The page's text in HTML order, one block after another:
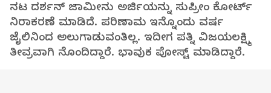
ನಟ ದರ್ಶನ್ ಜಾಮೀನು ಅರ್ಜಿಯನ್ನು ಸುಪ್ರೀಂ ಕೋರ್ಟ್
ನಿರಾಕರಣೆ ಮಾಡಿದೆ. ಪರಿಣಾಮ ಇನ್ನೊಂದು ವರ್ಷ
ಜೈಲಿನಿಂದ ಅಲುಗಾಡುವಂತಿಲ್ಲ. ಇದೀಗ ಪತ್ನಿ ವಿಜಯಲಕ್ಷ್ಮಿ
ತೀವ್ರವಾಗಿ ನೊಂದಿದ್ದಾರೆ. ಭಾವುಕ ಪೋಸ್ಟ್ ಮಾಡಿದ್ದಾರೆ.